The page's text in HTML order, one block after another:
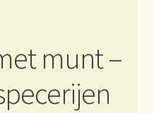
de gros de thé !
munt –